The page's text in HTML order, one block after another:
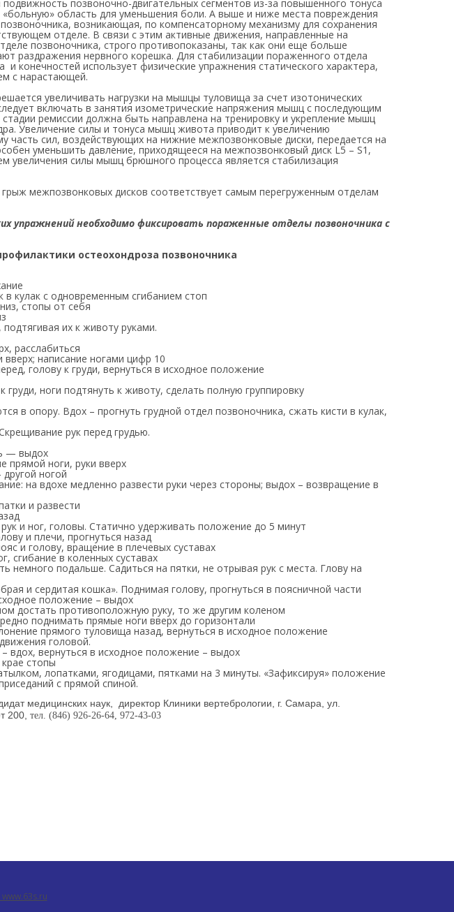
позвоночно-двигательных сегментов из-за повышенного тонуса
область для уменьшения боли. А выше и ниже места повреждения
возникающая, по компенсаторному механизму для сохранения
отделе. В связи с этим активные движения, направленные на
позвоночника, строго противопоказаны, так как они еще больше
раздражения нервного корешка. Для стабилизации пораженного отдела
конечностей использует физические упражнения статического характера,
с нарастающей.
увеличивать нагрузки на мышцы туловища за счет изотонических
включать в занятия изометрические напряжения мышц с последующим
ремиссии должна быть направлена на тренировку и укрепление мышц
Увеличение силы и тонуса мышц живота приводит к увеличению
часть сил, воздействующих на нижние межпозвонковые диски, передается на
уменьшить давление, приходящееся на межпозвонковый диск L5 – S1,
увеличения силы мышц брюшного процесса является стабилизация
межпозвонковых дисков соответствует самым перегруженным отделам
упражнений необходимо фиксировать пораженные отделы позвоночника с
остеохондроза позвоночника
кулак с одновременным сгибанием стоп
стопы от себя
их к животу руками.
расслабиться
написание ногами цифр 10
голову к груди, вернуться в исходное положение
груди, ноги подтянуть к животу, сделать полную группировку
в опору. Вдох – прогнуть грудной отдел позвоночника, сжать кисти в кулак,
рук перед грудью.
— выдох
прямой ноги, руки вверх
ногой
на вдохе медленно развести руки через стороны; выдох – возвращение в
и развести
и ног, головы. Статично удерживать положение до 5 минут
и плечи, прогнуться назад
и голову, вращение в плечевых суставах
сгибание в коленных суставах
немного подальше. Садиться на пятки, не отрывая рук с места. Глову на
и сердитая кошка». Поднимая голову, прогнуться в поясничной части
положение – выдох
достать противоположную руку, то же другим коленом
поднимать прямые ноги вверх до горизонтали
прямого туловища назад, вернуться в исходное положение
головой.
вдох, вернуться в исходное положение – выдох
стопы
лопатками, ягодицами, пятками на 3 минуты. «Зафиксируя» положение
с прямой спиной.
медицинских наук, директор Клиники вертебрологии, г. Самара, ул.
200, тел. (846) 926-26-64, 972-43-03